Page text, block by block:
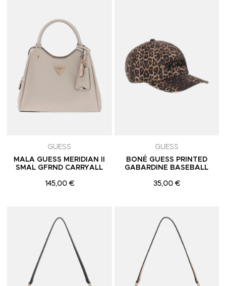
GUESS
MALA GUESS MERIDIAN II
SMAL GFRND CARRYALL
145,00 €
GUESS
BONÉ GUESS PRINTED
GABARDINE BASEBALL
35,00 €